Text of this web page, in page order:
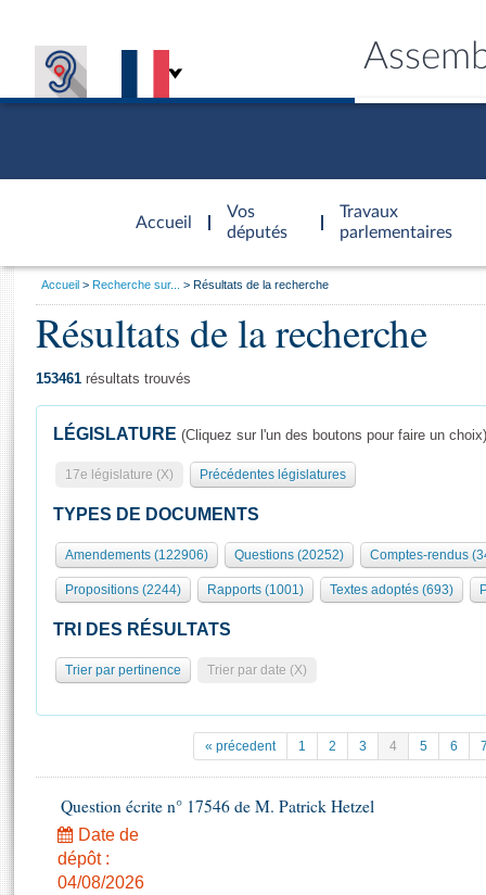
Accueil
d'accueil
Vos
députés
Travaux
parlementaires
Présidence
577 députés
Groupes politiques
Séance publique
Commissions et autres organes
Europe et International
Pétitions
Projets de loi
Propositions de loi
Amendements
Textes adoptés
Général
Rôle et pouvoirs de l'Assemblée
Organisation de l'Assemblée
Présidence Conférence des Présidents Bureau Collège des
Statistiques et chiffres clés
Documents de référence
( Constitution | Règlement de l'Assemblée ... )
Histoire
Juniors
Visiter l'Assemblée
Visite virtuelle du palais Bourbon
Assister à une séance
Contacts et plan d'accès
Photos libres de droit
Vous
Accueil Recherche sur... Résultats de la recherche
Résultats de la recherche
153461 résultats trouvés
LÉGISLATURE (Cliquez sur l'un des boutons pour faire un choix)
17e législature (X) Précédentes législatures
TYPES DE DOCUMENTS
Amendements (122906) Questions (20252) Comptes-rendus
Propositions (2244) Rapports (1001) Textes adoptés (693)
TRI DES RÉSULTATS
Trier par pertinence Trier par date (X)
« précedent 1 2 3 4 5 6
Question écrite n° 17546 de M. Patrick Hetzel
Date de
dépôt :
04/08/2026